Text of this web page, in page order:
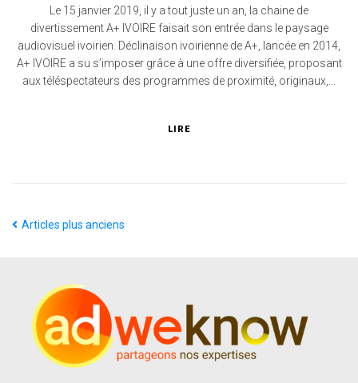
Le 15 janvier 2019, il y a tout juste un an, la chaine de
divertissement A+ IVOIRE faisait son entrée dans le paysage
audiovisuel ivoirien. Déclinaison ivoirienne de A+, lancée en 2014,
A+ IVOIRE a su s’imposer grâce à une offre diversifiée, proposant
aux téléspectateurs des programmes de proximité, originaux,...
LIRE
Articles plus anciens